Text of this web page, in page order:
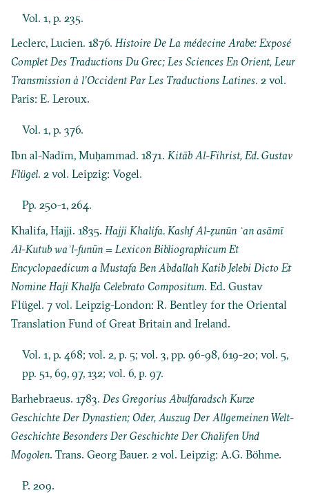
Vol. 1, p. 235.
Leclerc, Lucien. 1876.Histoire De La médecine Arabe: Exposé
Complet Des Traductions Du Grec; Les Sciences En Orient, Leur
Transmission à l’Occident Par Les Traductions Latines. 2 vol.
Paris: E. Leroux.
Vol. 1, p. 376.
Ibn al-Nadīm, Muḥammad. 1871.Kitāb Al-Fihrist, Ed. Gustav
Flügel. 2 vol. Leipzig: Vogel.
Pp. 250-1, 264.
Khalifa, Hajji. 1835. Hajji Khalifa. Kashf Al-ẓunūn ʿan asāmī
Al-Kutub waʾl-funūn = Lexicon Bibliographicum Et
Encyclopaedicum a Mustafa Ben Abdallah Katib Jelebi Dicto Et
Nomine Haji Khalfa Celebrato Compositum. Ed. Gustav
Flügel. 7 vol. Leipzig-London: R. Bentley for the Oriental
Translation Fund of Great Britain and Ireland.
Vol. 1, p. 468; vol. 2, p. 5; vol. 3, pp. 96-98, 619-20; vol. 5,
pp. 51, 69, 97, 132; vol. 6, p. 97.
Barhebraeus. 1783. Des Gregorius Abulfaradsch Kurze
Geschichte Der Dynastien; Oder, Auszug Der Allgemeinen Welt-
Geschichte Besonders Der Geschichte Der Chalifen Und
Mogolen. Trans. Georg Bauer. 2 vol. Leipzig: A.G. Böhme.
P. 209.